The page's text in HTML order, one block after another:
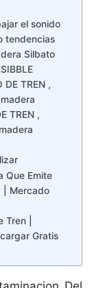
el sonido
tendencias
Silbato
TREN ,
TREN ,
Que Emite
| Mercado
|
Gratis